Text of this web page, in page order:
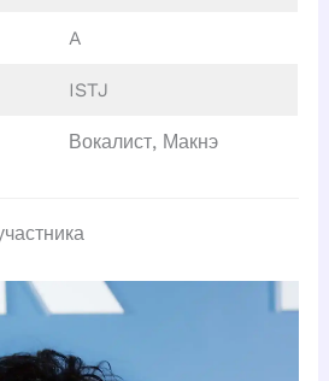
A
ISTJ
Вокалист, Макнэ